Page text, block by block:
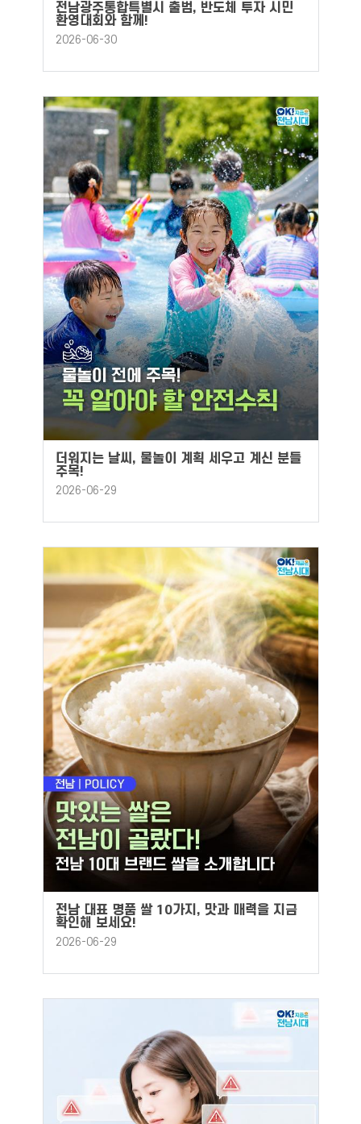
전남광주통합특별시 출범, 반도체 투자 시민
환영대회와 함께!
2026-06-30
더워지는 날씨, 물놀이 계획 세우고 계신 분들
주목!
2026-06-29
전남 대표 명품 쌀 10가지, 맛과 매력을 지금
확인해 보세요!
2026-06-29